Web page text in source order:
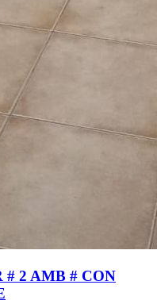
2 AMB # CON